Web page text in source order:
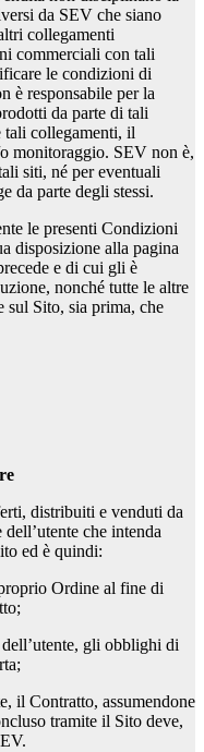
da SEV che siano
collegamenti
commerciali con tali
le condizioni di
è responsabile per la
da parte di tali
tali collegamenti, il
monitoraggio. SEV non è,
siti, né per eventuali
da parte degli stessi.
le presenti Condizioni
disposizione alla pagina
e di cui gli è
nonché tutte le altre
Sito, sia prima, che
distribuiti e venduti da
che intenda
ed è quindi:
Ordine al fine di
gli obblighi di
il Contratto, assumendone
tramite il Sito deve,